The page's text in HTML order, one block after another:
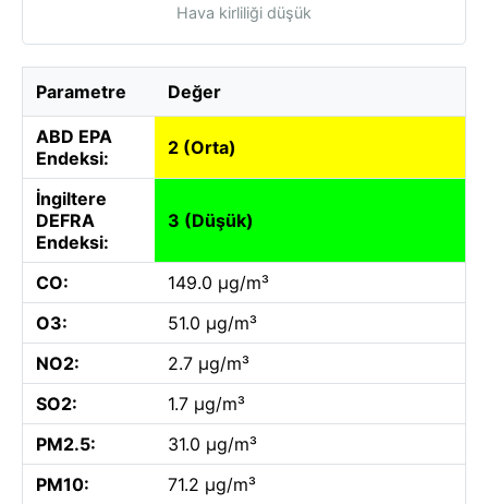
Hava kirliliği düşük
Parametre Değer
ABD EPA
Endeksi:
2 (Orta)
İngiltere
DEFRA
Endeksi:
3 (Düşük)
CO:
149.0 µg/m³
O3:
51.0 µg/m³
NO2:
2.7 µg/m³
SO2:
1.7 µg/m³
PM2.5:
31.0 µg/m³
PM10:
71.2 µg/m³